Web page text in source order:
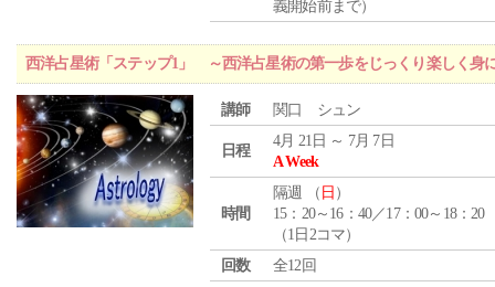
義開始前まで）
西洋占星術「ステップ1」 ～西洋占星術の第一歩をじっくり楽しく身
講師 関口 シュン
日程
4月 21日 ～ 7月 7日
A Week
時間
隔週 （ 日 ）
15：20～16：40／17：00～18：20
（1日2コマ）
回数
全12回